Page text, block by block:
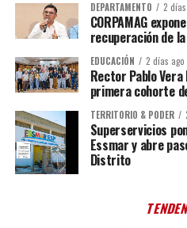
DEPARTAMENTO 2
CORPAMAG
recuperación de
EDUCACIÓN 2 días ago
Rector Pablo
primera cohorte
TERRITORIO & PODER
Superservicios
Essmar y abre
Distrito